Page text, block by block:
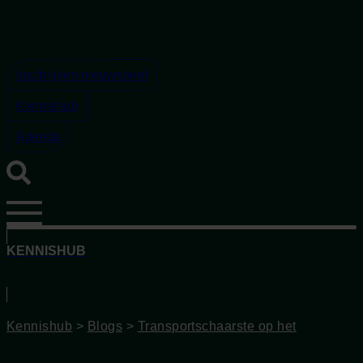
inhoud
Inschrijven nieuwsbrief
Kennishub
Agenda
KENNISHUB
Kennishub > Blogs > Transportschaarste op het